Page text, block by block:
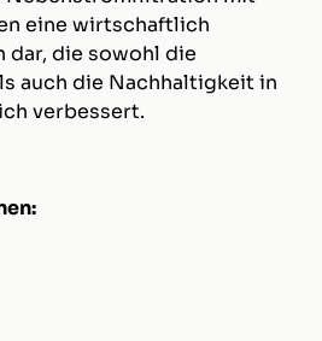
eine wirtschaftlich
die sowohl die
auch die Nachhaltigkeit in
verbessert.